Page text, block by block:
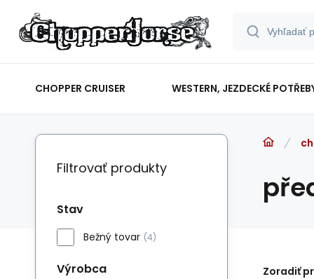
CHOPPER CRUISER WESTERN, JEZDECKÉ
Zoradiť
Filtrovať produkty
Stav
Bežný tovar (4)
Výrobca